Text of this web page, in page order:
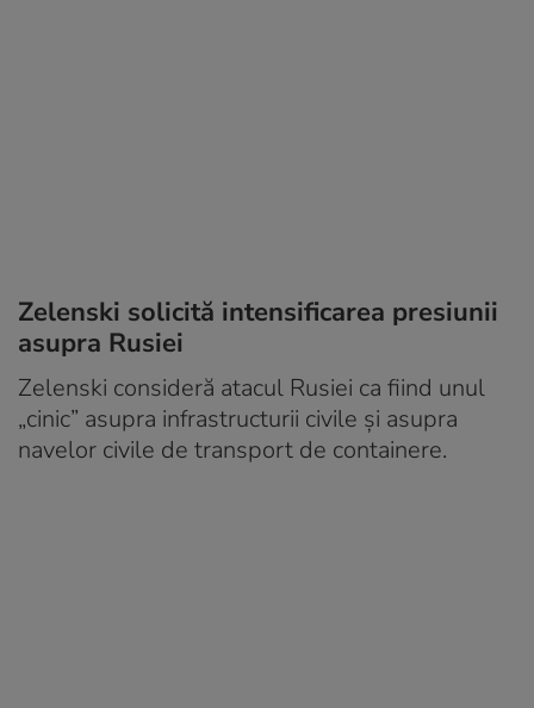
Zelenski solicită intensificarea presiunii
asupra Rusiei
Zelenski consideră atacul Rusiei ca fiind unul
„cinic” asupra infrastructurii civile și asupra
navelor civile de transport de containere.